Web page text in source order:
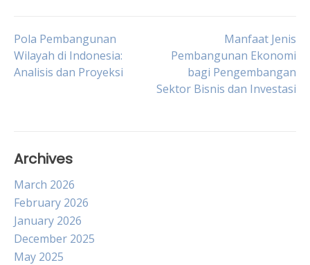
Post
navigation
Pola Pembangunan
Wilayah di Indonesia:
Analisis dan Proyeksi
Manfaat Jenis
Pembangunan Ekonomi
bagi Pengembangan
Sektor Bisnis dan Investasi
Archives
March 2026
February 2026
January 2026
December 2025
May 2025